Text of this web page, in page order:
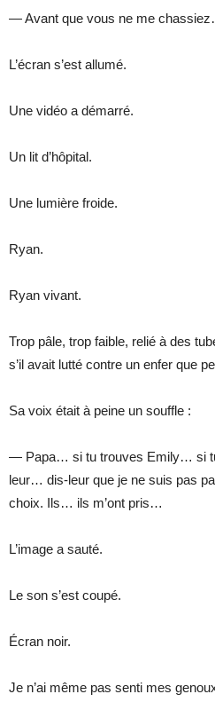
— Avant que vous ne me
L’écran s’est allumé.
Une vidéo a démarré.
Un lit d’hôpital.
Une lumière froide.
Ryan.
Ryan vivant.
Trop pâle, trop faible, relié à des
s’il avait lutté contre un enfer que
Sa voix était à peine un souffle :
— Papa… si tu trouves Emily… si
leur… dis-leur que je ne suis pas
choix. Ils… ils m’ont pris…
L’image a sauté.
Le son s’est coupé.
Écran noir.
Je n’ai même pas senti mes